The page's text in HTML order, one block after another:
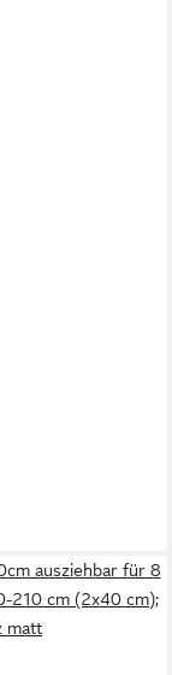
ausziehbar für 8
210 cm (2x40 cm);
matt